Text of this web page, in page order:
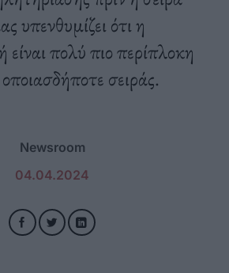
υπενθυμίζει ότι η
πολύ πιο περίπλοκη
σειράς.
Newsroom
04.04.2024